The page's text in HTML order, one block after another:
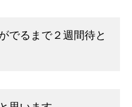
でるまで２週間待と